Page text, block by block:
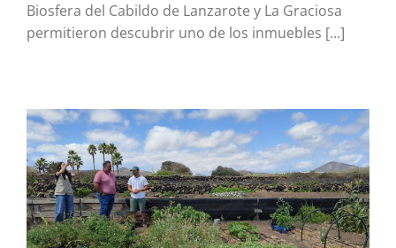
Biosfera del Cabildo de Lanzarote y La Graciosa
permitieron descubrir uno de los inmuebles [...]